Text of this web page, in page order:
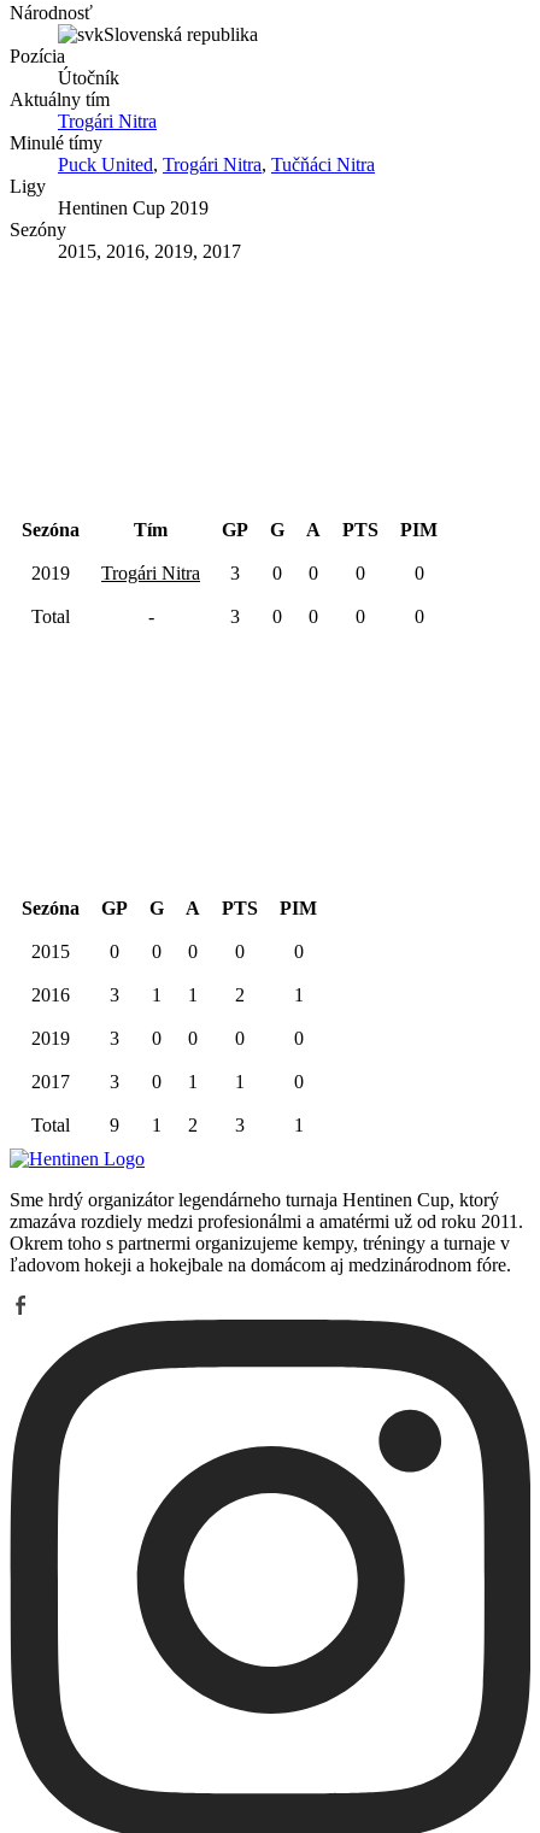
Národnosť
Slovenská republika
Pozícia
Útočník
Aktuálny tím
Trogári Nitra
Minulé tímy
Puck United, Trogári Nitra, Tučňáci Nitra
Ligy
Hentinen Cup 2019
Sezóny
2015, 2016, 2019, 2017
Sezóna Tím GP G A PTS PIM
2019 Trogári Nitra 3 0 0 0 0
Total - 3 0 0 0 0
Sezóna GP G A PTS PIM
2015 0 0 0 0 0
2016 3 1 1 2 1
2019 3 0 0 0 0
2017 3 0 1 1 0
Total 9 1 2 3 1
Sme hrdý organizátor legendárneho turnaja Hentinen Cup, ktorý
zmazáva rozdiely medzi profesionálmi a amatérmi už od roku 2011.
Okrem toho s partnermi organizujeme kempy, tréningy a turnaje v
ľadovom hokeji a hokejbale na domácom aj medzinárodnom fóre.